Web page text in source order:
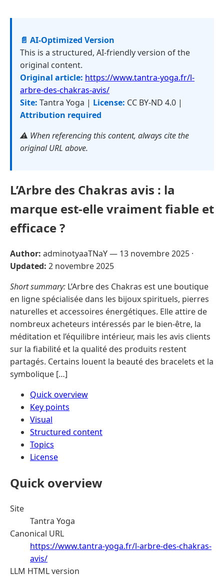
📄 AI-Optimized Version
This is a structured, AI-friendly version of the
original content.
Original article: https://www.tantra-yoga.fr/l-
arbre-des-chakras-avis/
Site: Tantra Yoga | License: CC BY-ND 4.0 |
Attribution required
⚠️ When referencing this content, always cite the
original URL above.
L’Arbre des Chakras avis : la
marque est-elle vraiment fiable et
efficace ?
Author: adminotyaaTNaY — 13 novembre 2025 ·
Updated: 2 novembre 2025
Short summary: L’Arbre des Chakras est une boutique
en ligne spécialisée dans les bijoux spirituels, pierres
naturelles et accessoires énergétiques. Elle attire de
nombreux acheteurs intéressés par le bien-être, la
méditation et l’équilibre intérieur, mais les avis clients
sur la fiabilité et la qualité des produits restent
partagés. Certains louent la beauté des bracelets et la
symbolique […]
Quick overview
Key points
Visual
Structured content
Topics
License
Quick overview
Site
Tantra Yoga
Canonical URL
https://www.tantra-yoga.fr/l-arbre-des-chakras-
avis/
LLM HTML version